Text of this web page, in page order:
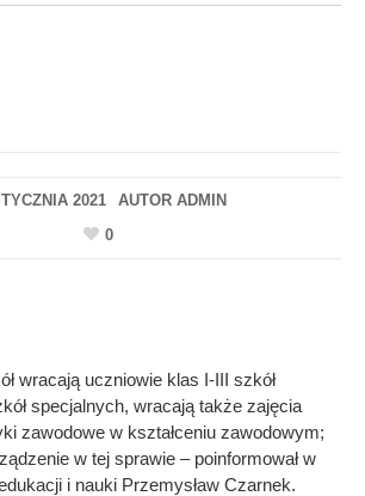
2021 AUTOR ADMIN
0
wracają uczniowie klas I-III szkół
specjalnych, wracają także zajęcia
zawodowe w kształceniu zawodowym;
w tej sprawie – poinformował w
i nauki Przemysław Czarnek.